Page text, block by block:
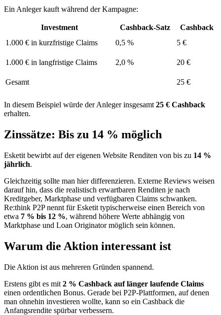
Ein Anleger kauft während der Kampagne:
Investment Cashback-Satz
Cashback
1.000 € in kurzfristige Claims
0,5 % 5 €
1.000 € in langfristige Claims 2,0 % 20 €
Gesamt 25 €
In diesem Beispiel würde der Anleger insgesamt 25 € Cashback
erhalten.
Zinssätze: Bis zu 14 % möglich
Esketit bewirbt auf der eigenen Website Renditen von bis zu 14 %
jährlich.
Gleichzeitig sollte man hier differenzieren. Externe Reviews weisen
darauf hin, dass die realistisch erwartbaren Renditen je nach
Kreditgeber, Marktphase und verfügbaren Claims schwanken.
Re:think P2P nennt für Esketit typischerweise einen Bereich von
etwa 7 % bis 12 %, während höhere Werte abhängig von
Marktphase und Loan Originator möglich sein können.
Warum die Aktion interessant ist
Die Aktion ist aus mehreren Gründen spannend.
Erstens gibt es mit 2 % Cashback auf länger laufende Claims
einen ordentlichen Bonus. Gerade bei P2P-Plattformen, auf denen
man ohnehin investieren wollte, kann so ein Cashback die
Anfangsrendite spürbar verbessern.